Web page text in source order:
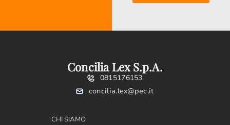
Concilia Lex S.p.A.
0815176153
concilia.lex@pec.it
CHI SIAMO